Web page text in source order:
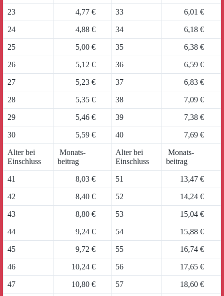
23 4,77 € 33 6,01 €
24 4,88 € 34 6,18 €
25 5,00 € 35 6,38 €
26 5,12 € 36 6,59 €
27 5,23 € 37 6,83 €
28 5,35 € 38 7,09 €
29 5,46 € 39 7,38 €
30 5,59 € 40 7,69 €
Alter bei
Einschluss
Monats-
beitrag
Alter bei
Einschluss
Monats-
beitrag
41 8,03 € 51 13,47 €
42 8,40 € 52 14,24 €
43 8,80 € 53 15,04 €
44 9,24 € 54 15,88 €
45 9,72 € 55 16,74 €
46 10,24 € 56 17,65 €
47 10,80 € 57 18,60 €